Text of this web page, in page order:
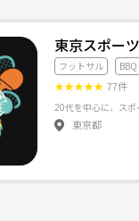
東京スポー
フットサル BBQ
★★★★★ 77件
東京都